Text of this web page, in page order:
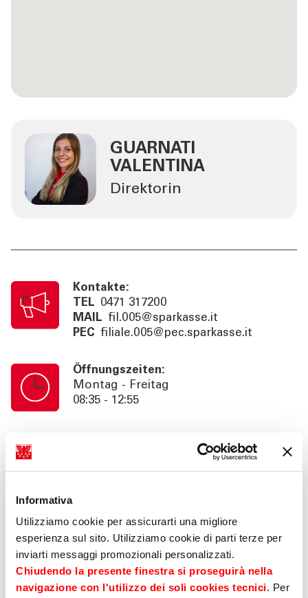
Informativa
Utilizziamo cookie per assicurarti una migliore
esperienza sul sito. Utilizziamo cookie di parti terze per
inviarti messaggi promozionali personalizzati.
Chiudendo la presente finestra si proseguirà nella
navigazione con l'utilizzo dei soli cookies tecnici. Per
GUARNATI
VALENTINA
Direktorin
Kontakte:
TEL 0471 317200
MAIL fil.005@sparkasse.it
PEC filiale.005@pec.sparkasse.it
Öffnungszeiten:
Montag - Freitag
08:35 - 12:55
08:35 - 12:55
Nachmittag auf Termin ohne
Kassendienst 14:35 - 16:30 (Fr 16:00).
Beratung auf Anfrage bis 18:30 (Fr
16:00). SB. 24h